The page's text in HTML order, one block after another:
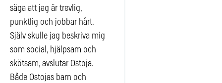
säga att jag är trevlig,
punktlig och jobbar hårt.
Själv skulle jag beskriva mig
som social, hjälpsam och
skötsam, avslutar Ostoja.
Både Ostojas barn och